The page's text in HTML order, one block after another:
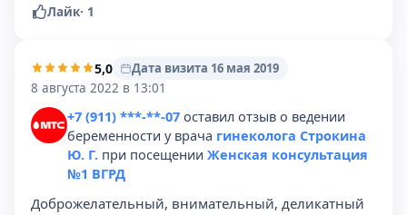
Лайк· 1
5,0
Дата визита 16 мая 2019
8 августа 2022 в 13:01
+7 (911) ***-**-07 оставил отзыв о ведении
беременности у врача гинеколога Строкина
Ю. Г. при посещении Женская консультация
№1 ВГРД
Доброжелательный, внимательный, деликатный